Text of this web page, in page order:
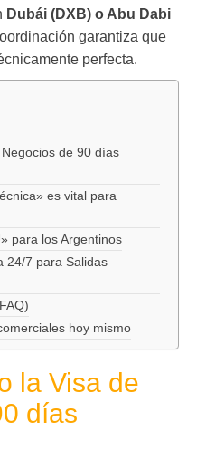
Dubái (DXB) o Abu Dabi
garantiza que
perfecta.
de 90 días
es vital para
para los Argentinos
24/7 para Salidas
hoy mismo
la Visa de
días